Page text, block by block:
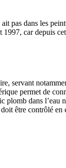
dans les
car depuis
servant
permet de
dans
être contrôlé